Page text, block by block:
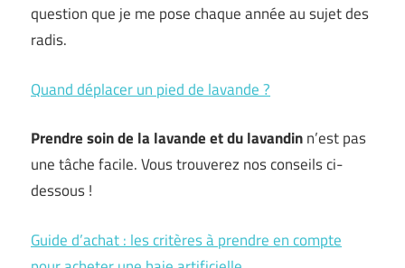
question que je me pose chaque année au sujet des
radis.
Quand déplacer un pied de lavande ?
Prendre soin de la lavande et du lavandinn’est pas
une tâche facile. Vous trouverez nos conseils ci-
dessous !
Guide d’achat : les critères à prendre en compte